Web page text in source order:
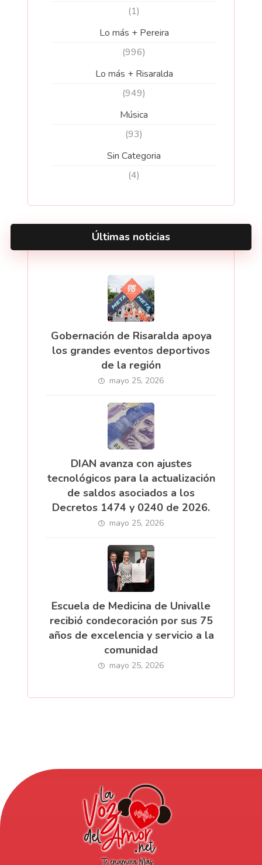
(1)
Lo más + Pereira
(996)
Lo más + Risaralda
(949)
Música
(93)
Sin Categoria
(4)
Últimas noticias
Gobernación de Risaralda apoya
los grandes eventos deportivos
de la región
mayo 25, 2026
DIAN avanza con ajustes
tecnológicos para la actualización
de saldos asociados a los
Decretos 1474 y 0240 de 2026.
mayo 25, 2026
Escuela de Medicina de Univalle
recibió condecoración por sus 75
años de excelencia y servicio a la
comunidad
mayo 25, 2026